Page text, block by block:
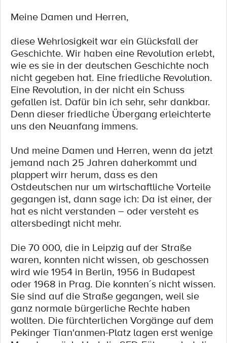
Meine Damen und Herren,
diese Wehrlosigkeit war ein Glücksfall der
Geschichte. Wir haben eine Revolution erlebt,
wie es sie in der deutschen Geschichte noch
nicht gegeben hat. Eine friedliche Revolution.
Eine Revolution, in der nicht ein Schuss
gefallen ist. Dafür bin ich sehr, sehr dankbar.
Denn dieser friedliche Übergang erleichterte
uns den Neuanfang immens.
Und meine Damen und Herren, wenn da jetzt
jemand nach 25 Jahren daherkommt und
plappert wirr herum, dass es den
Ostdeutschen nur um wirtschaftliche Vorteile
gegangen ist, dann sage ich: Da ist einer, der
hat es nicht verstanden – oder versteht es
altersbedingt nicht mehr.
Die 70 000, die in Leipzig auf der Straße
waren, konnten nicht wissen, ob geschossen
wird wie 1954 in Berlin, 1956 in Budapest
oder 1968 in Prag. Die konnten´s nicht wissen.
Sie sind auf die Straße gegangen, weil sie
ganz normale bürgerliche Rechte haben
wollten. Die fürchterlichen Vorgänge auf dem
Pekinger Tian'anmen-Platz lagen erst wenige